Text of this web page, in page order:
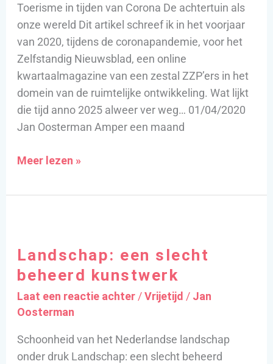
Toerisme in tijden van Corona De achtertuin als
onze wereld Dit artikel schreef ik in het voorjaar
van 2020, tijdens de coronapandemie, voor het
Zelfstandig Nieuwsblad, een online
kwartaalmagazine van een zestal ZZP’ers in het
domein van de ruimtelijke ontwikkeling. Wat lijkt
die tijd anno 2025 alweer ver weg… 01/04/2020
Jan Oosterman Amper een maand
Meer lezen »
Landschap: een slecht
beheerd kunstwerk
Laat een reactie achter /Vrijetijd / Jan
Oosterman
Schoonheid van het Nederlandse landschap
onder druk Landschap: een slecht beheerd
slecht
beheerd